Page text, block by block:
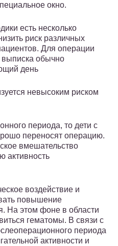
окно.
есть несколько
риск различных
Для операции
обычно
день
невысоким риском
периода, то дети с
переносят операцию.
вмешательство
активность
воздействие и
повышение
На этом фоне в области
гематомы. В связи с
периода
активности и